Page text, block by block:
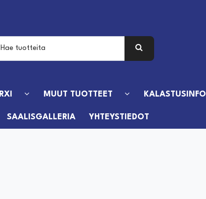
RXI MUUT TUOTTEET KALASTUSINFO
SAALISGALLERIA YHTEYSTIEDOT